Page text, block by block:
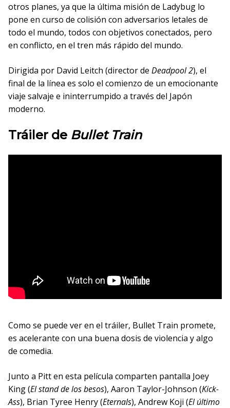
otros planes, ya que la última misión de Ladybug lo
pone en curso de colisión con adversarios letales de
todo el mundo, todos con objetivos conectados, pero
en conflicto, en el tren más rápido del mundo.
Dirigida por David Leitch (director de Deadpool 2), el
final de la línea es solo el comienzo de un emocionante
viaje salvaje e ininterrumpido a través del Japón
moderno.
Tráiler de Bullet Train
Como se puede ver en el tráiler, Bullet Train promete,
es acelerante con una buena dosis de violencia y algo
de comedia.
Junto a Pitt en esta película comparten pantalla Joey
King (El stand de los besos), Aaron Taylor-Johnson (Kick-
Ass), Brian Tyree Henry (Eternals), Andrew Koji (El último